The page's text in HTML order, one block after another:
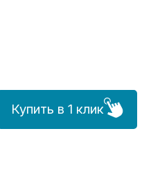
Купить в 1 клик